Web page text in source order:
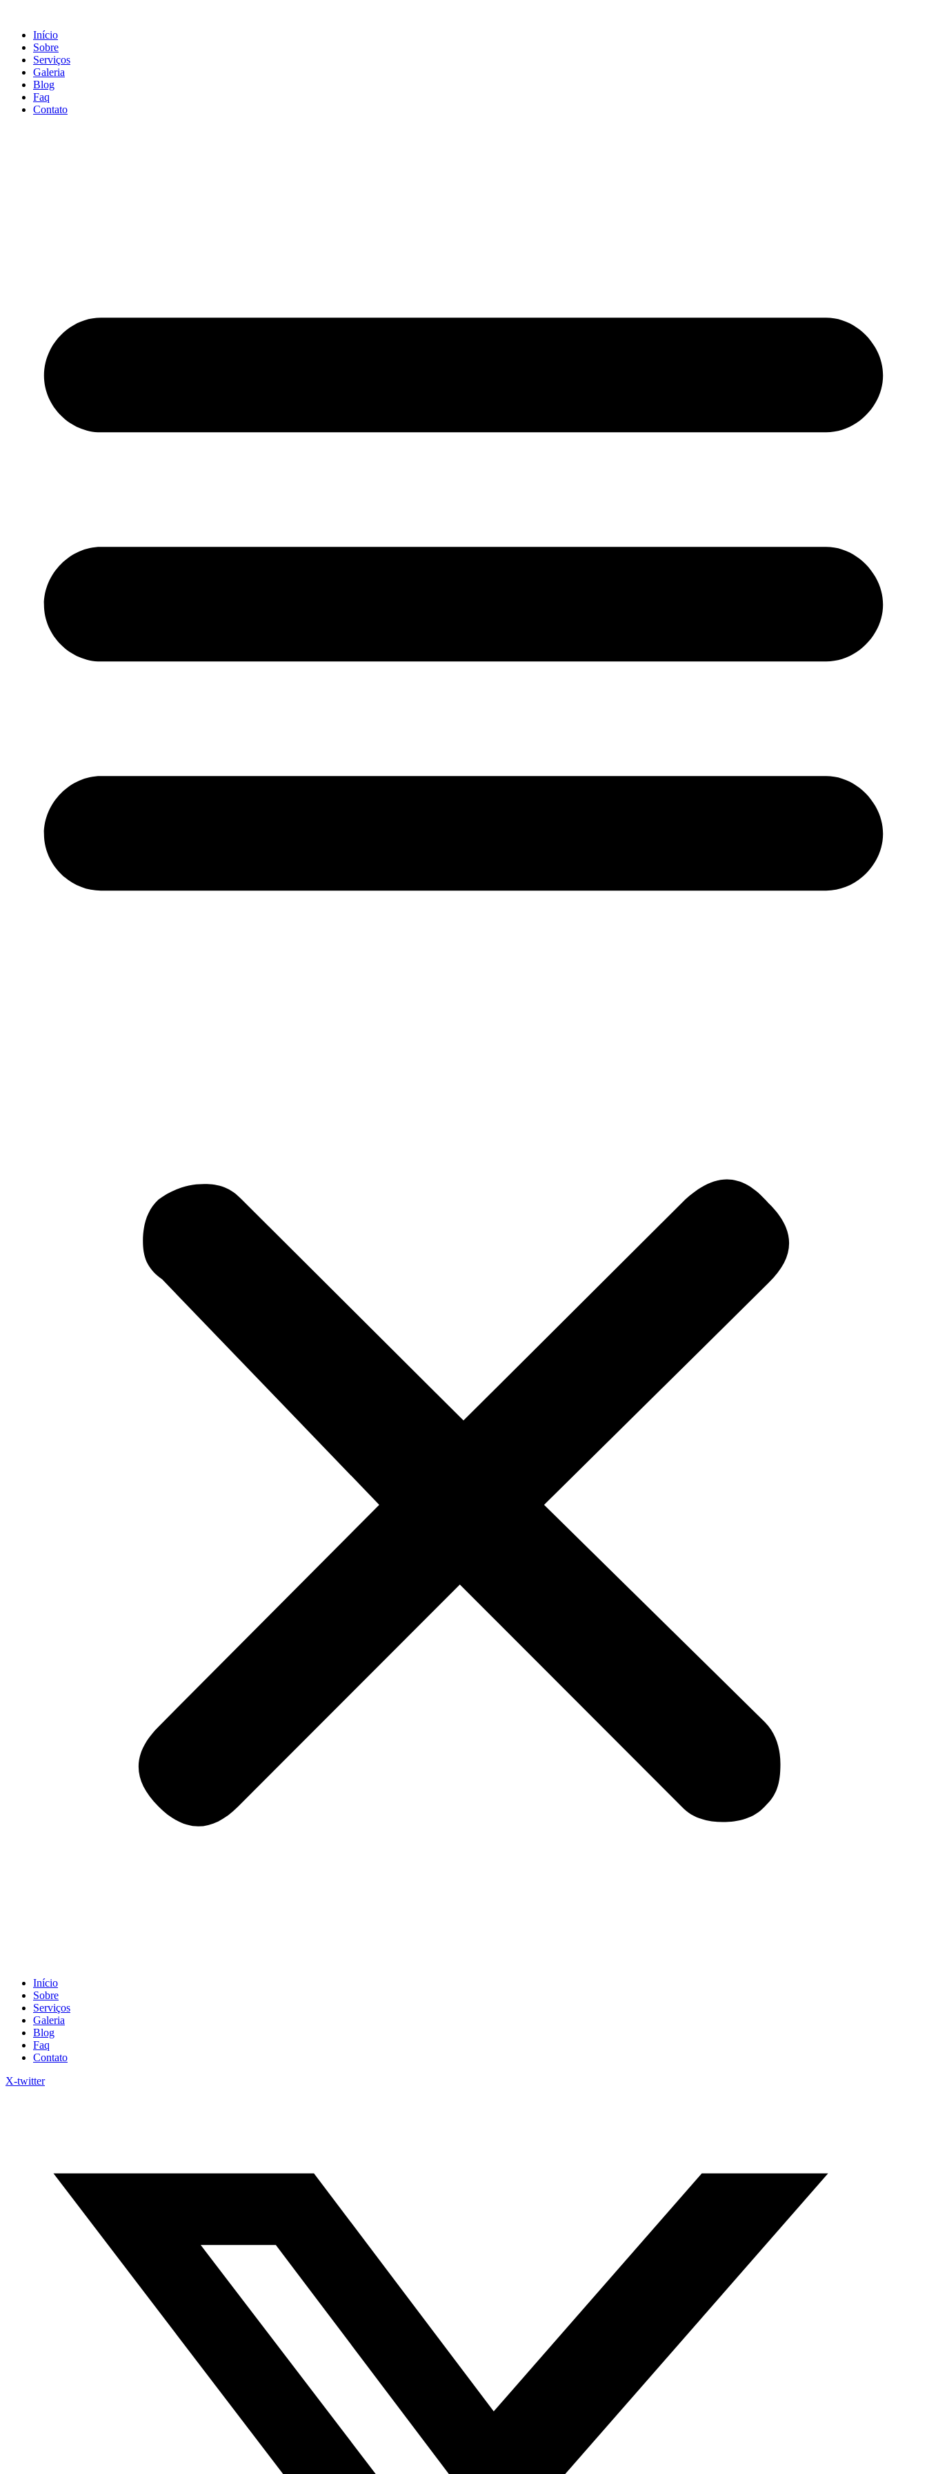
conteúdo
Início
Sobre
Serviços
Galeria
Blog
Faq
Contato
Início
Sobre
Serviços
Galeria
Blog
Faq
Contato
X-twitter